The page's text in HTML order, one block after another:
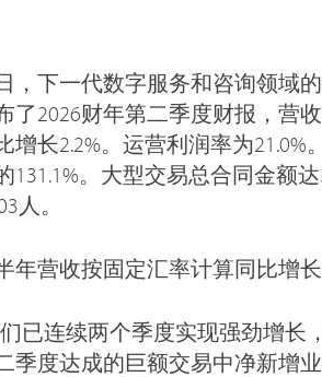
，下一代数字服务和咨询领域的
了2026财年第二季度财报，营
增长2.2%。运营利润率为
131.1%。大型交易总合同金额
人。
年营收按固定汇率计算同比增长
已连续两个季度实现强劲增长
季度达成的巨额交易中净新增